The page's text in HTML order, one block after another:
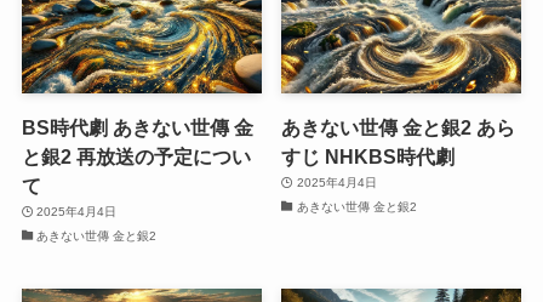
BS時代劇 あきない世傳 金
と銀2 再放送の予定につい
て
2025年4月4日
あきない世傳 金と銀2
あきない世傳 金と銀2 あら
すじ NHKBS時代劇
2025年4月4日
あきない世傳 金と銀2